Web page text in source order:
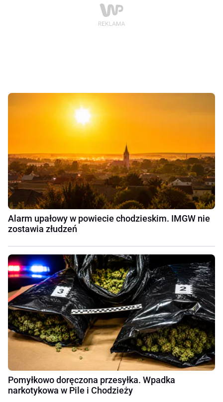
Alarm upałowy w powiecie chodzieskim. IMGW nie
zostawia złudzeń
Pomyłkowo doręczona przesyłka. Wpadka
narkotykowa w Pile i Chodzieży